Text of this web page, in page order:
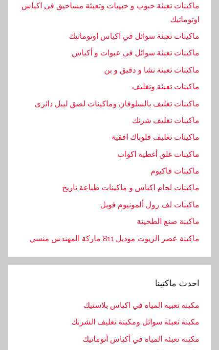
س
و
ا
ئ
ماكينات تعبئة حبوب و حبيبات وتعبئة مساحيق في اكياس
اوتوماتيك
ماكينات تعبئة سوائل في اكياس اوتوماتيك
ماكينات تعبئة سوائل في عبوات و أكياس
ماكينات تعبئة نشا و دقيق و بن
ماكينات تعبئة وتغليف
ماكينات تغليف بالسلوفان وماكينات لصق ليبل دائرى
ماكينات تغليف شرنك
ماكينات تغليف فلوباك افقية
ماكينات غلق أغطية اكواب
ماكينات فاكيوم
ماكينات لحام اكياس و ماكينات طباعة تاريخ
ماكينات لف رول ألمونيوم فويل
ماكينة صنع الطحينة
ماكينة عصر الزيوت موديل 811 ماركة المهندس منسي
احدث ماكتبنا
مكينه تعبيه المياه في اكياس بلاستيك
مكينة تعبئة سوائل ومكينة تغليف الشرنك
مكينه تعبئه المياه في أكياس أتوماتيك